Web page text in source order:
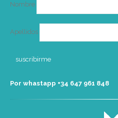
Nombre
Apellidos
Por whastapp +34 ‭647 961 848‬